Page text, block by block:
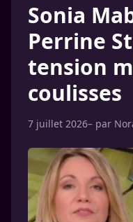
Sonia
Perrine
tension
coulisses
7 juillet 2026– par